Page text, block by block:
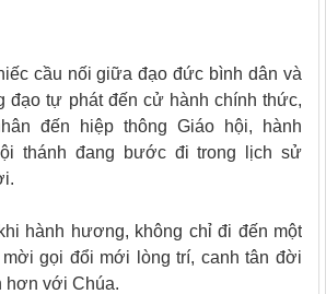
cầu nối giữa đạo đức bình dân và
đạo tự phát đến cử hành chính thức,
đến hiệp thông Giáo hội, hành
thánh đang bước đi trong lịch sử
hành hương, không chỉ đi đến một
gọi đổi mới lòng trí, canh tân đời
hơn với Chúa.